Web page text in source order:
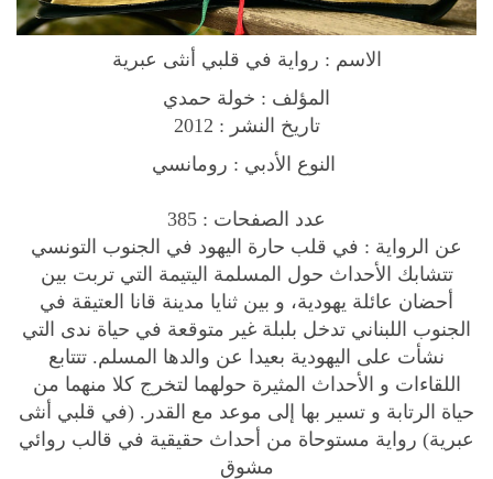
a
n
الاسم : رواية في قلبي أنثى عبرية
المؤلف : خولة حمدي
تاريخ النشر : 2012
عدد الصفحات : 385
عن الرواية : في قلب حارة اليهود في الجنوب التونسي
تتشابك الأحداث حول المسلمة اليتيمة التي تربت بين
أحضان عائلة يهودية، و بين ثنايا مدينة قانا العتيقة في
الجنوب اللبناني تدخل بلبلة غير متوقعة في حياة ندى التي
نشأت على اليهودية بعيدا عن والدها المسلم. تتتابع
اللقاءات و الأحداث المثيرة حولهما لتخرج كلا منهما من
حياة الرتابة و تسير بها إلى موعد مع القدر. (في قلبي أنثى
عبرية) رواية مستوحاة من أحداث حقيقية في قالب روائي
مشوق